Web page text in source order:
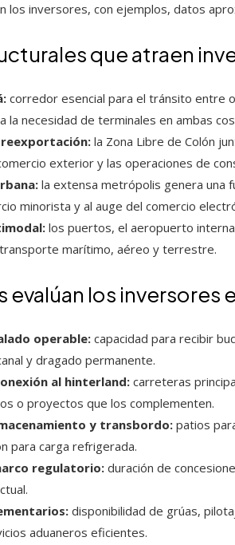
los inversores, con ejemplos, datos
que atraen
corredor esencial para el tránsito entre
la necesidad de terminales en ambas
la Zona Libre de Colón
exterior y las operaciones de
la extensa metrópolis genera una
minorista y al auge del comercio
los puertos, el aeropuerto
marítimo, aéreo y terrestre.
evalúan los inversores
operable: capacidad para recibir
y dragado permanente.
al hinterland: carreteras
o proyectos que los complementen.
y transbordo:patios
para carga refrigerada.
regulatorio:duración de
disponibilidad de grúas,
aduaneros eficientes.